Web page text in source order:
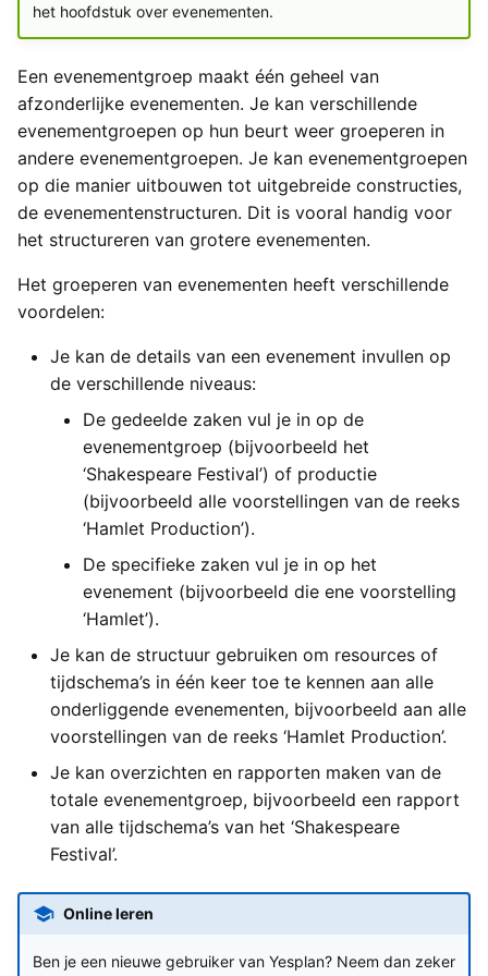
s
r
e
n
Importeren
Bestanden
Integraties
Systeemvoorkeuren
Verouderde en verwijderde
functionaliteit
Types van externe
Tijden invoeren
Exchange
Mercurius Export
Tessitura
Ticketmatic
Universe
Yesplan 27, jul 2020
Yesplan 26.2, apr 2020
Yesplan 26.1, nov 2019
Yesplan 26, okt 2019
Yesplan 25, nov 2018
Yesplan 24, jun 2018
Yesplan 1.23, nov 2017
Yesplan 1.22, jun 2017
Yesplan 1.21, nov 2016
Yesplan 1.20, jul 2016
Yesplan 1.19, mei 2016
Yesplan 1.18, sep 2015
Yesplan 1.17, mrt 2015
Yesplan 1.16, dec 2014
Yesplan 1.15, sep 2014
Yesplan 1.14, jun 2014
Yesplan 1.13, mei 2014
Yesplan 1.12, mrt 2014
het hoofdstuk over evenementen.
Een evenementgroep maakt één geheel van
afzonderlijke evenementen. Je kan verschillende
evenementgroepen op hun beurt weer groeperen in
andere evenementgroepen. Je kan evenementgroepen
op die manier uitbouwen tot uitgebreide constructies,
de evenementenstructuren. Dit is vooral handig voor
het structureren van grotere evenementen.
Het groeperen van evenementen heeft verschillende
voordelen:
Je kan de details van een evenement invullen op
de verschillende niveaus:
De gedeelde zaken vul je in op de
evenementgroep (bijvoorbeeld het
‘Shakespeare Festival’) of productie
(bijvoorbeeld alle voorstellingen van de reeks
‘Hamlet Production’).
De specifieke zaken vul je in op het
evenement (bijvoorbeeld die ene voorstelling
‘Hamlet’).
Je kan de structuur gebruiken om resources of
tijdschema’s in één keer toe te kennen aan alle
onderliggende evenementen, bijvoorbeeld aan alle
voorstellingen van de reeks ‘Hamlet Production’.
Je kan overzichten en rapporten maken van de
totale evenementgroep, bijvoorbeeld een rapport
van alle tijdschema’s van het ‘Shakespeare
Festival’.
Online leren
Ben je een nieuwe gebruiker van Yesplan? Neem dan zeker